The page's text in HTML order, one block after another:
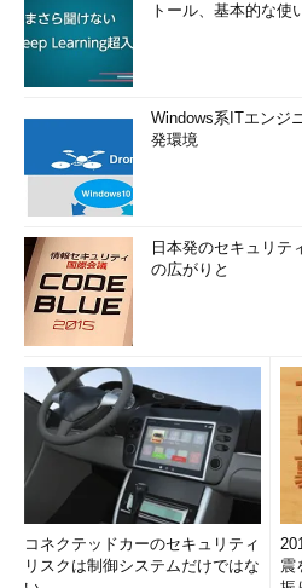
トール、基本的な使
Windows系ITエンジ
発環境
日本発のセキュリテ
の広がりと
コネクテッドカーのセキュリティ
リスクは制御システムだけではな
震